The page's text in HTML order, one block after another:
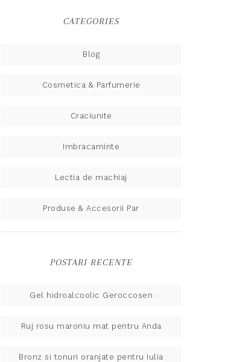
CATEGORIES
Blog
Cosmetica & Parfumerie
Craciunite
Imbracaminte
Lectia de machiaj
Produse & Accesorii Par
POSTARI RECENTE
Gel hidroalcoolic Geroccosen
Ruj rosu maroniu mat pentru Anda
Bronz si tonuri oranjate pentru Iulia